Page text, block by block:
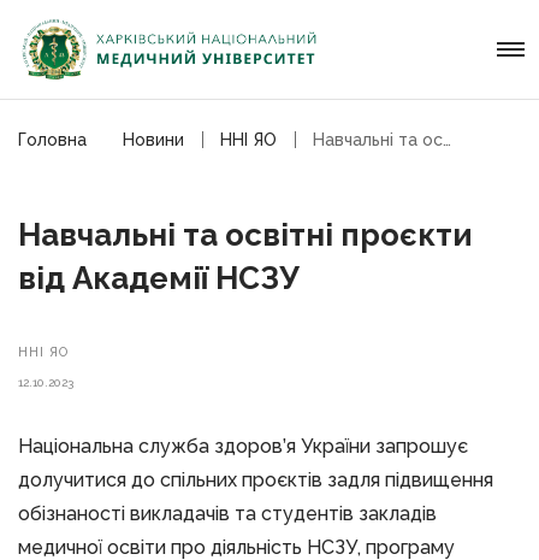
Головна Новини ННІ ЯО
Навчальні та освітні проєкти
від Академії НСЗУ
ННІ ЯО
12.10.2023
Національна служба здоров’я України запрошує
долучитися до спільних проєктів задля підвищення
обізнаності викладачів та студентів закладів
медичної освіти про діяльність НСЗУ, програму